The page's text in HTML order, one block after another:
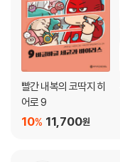
빨간 내복의 코딱지 히
어로 9
11,700원
10%